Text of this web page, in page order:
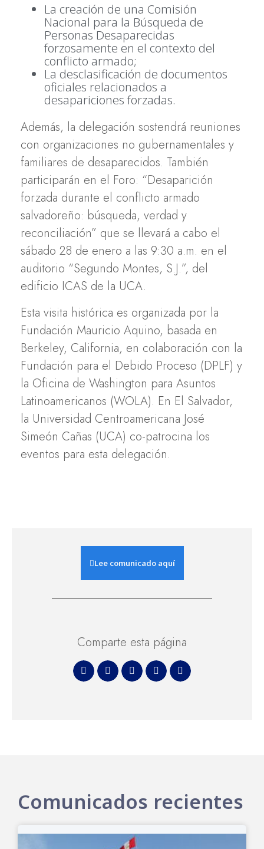
La creación de una Comisión
Nacional para la Búsqueda de
Personas Desaparecidas
forzosamente en el contexto del
conflicto armado;
La desclasificación de documentos
oficiales relacionados a
desapariciones forzadas.
Además, la delegación sostendrá reuniones
con organizaciones no gubernamentales y
familiares de desaparecidos. También
participarán en el Foro: “Desaparición
forzada durante el conflicto armado
salvadoreño: búsqueda, verdad y
reconciliación” que se llevará a cabo el
sábado 28 de enero a las 9:30 a.m. en el
auditorio “Segundo Montes, S.J.”, del
edificio ICAS de la UCA.
Esta visita histórica es organizada por la
Fundación Mauricio Aquino, basada en
Berkeley, California, en colaboración con la
Fundación para el Debido Proceso (DPLF) y
la Oficina de Washington para Asuntos
Latinoamericanos (WOLA). En El Salvador,
la Universidad Centroamericana José
Simeón Cañas (UCA) co-patrocina los
eventos para esta delegación.
Lee comunicado aquí
Comparte esta página
Comunicados recientes